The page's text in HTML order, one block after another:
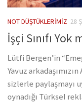
NOT DÜŞTÜKLERIMIZ 28
İşçi Sınıfı Yok
Lütfi Bergen’in
Yavuz
sizlerle paylaşmayı
oynadığı Türksel